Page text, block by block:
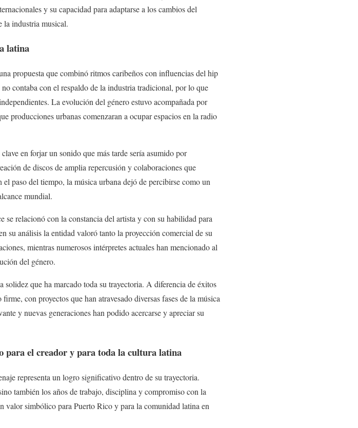
y su capacidad para adaptarse a los cambios del
la industria musical.
latina
propuesta que combinó ritmos caribeños con influencias del hip
contaba con el respaldo de la industria tradicional, por lo que
La evolución del género estuvo acompañada por
producciones urbanas comenzaran a ocupar espacios en la radio
en forjar un sonido que más tarde sería asumido por
de discos de amplia repercusión y colaboraciones que
paso del tiempo, la música urbana dejó de percibirse como un
mundial.
relacionó con la constancia del artista y con su habilidad para
su análisis la entidad valoró tanto la proyección comercial de su
mientras numerosos intérpretes actuales han mencionado al
del género.
que ha marcado toda su trayectoria. A diferencia de éxitos
con proyectos que han atravesado diversas fases de la música
y nuevas generaciones han podido acercarse y apreciar su
para el creador y para toda la cultura latina
representa un logro significativo dentro de su trayectoria.
también los años de trabajo, disciplina y compromiso con la
valor simbólico para Puerto Rico y para la comunidad latina en